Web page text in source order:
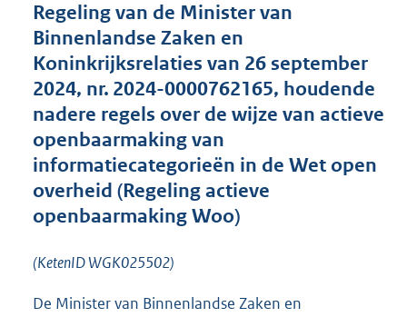
d
s
g
r
o
o
t
e
:
Regeling van de Minister van
Binnenlandse Zaken en
Koninkrijksrelaties van 26 september
2024, nr. 2024-0000762165, houdende
nadere regels over de wijze van actieve
openbaarmaking van
informatiecategorieën in de Wet open
overheid (Regeling actieve
openbaarmaking Woo)
(KetenID WGK025502)
De Minister van Binnenlandse Zaken en